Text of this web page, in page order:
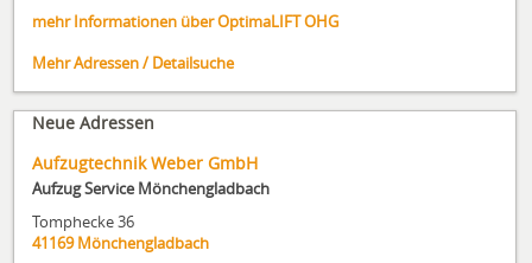
mehr Informationen über OptimaLIFT OHG
Mehr Adressen / Detailsuche
Neue Adressen
Aufzugtechnik Weber GmbH
Aufzug Service Mönchengladbach
Tomphecke 36
41169 Mönchengladbach